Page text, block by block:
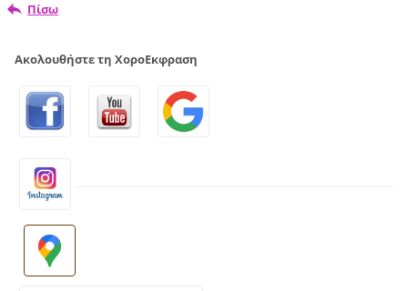
Πίσω
Ακολουθήστε τη ΧοροΕκφραση